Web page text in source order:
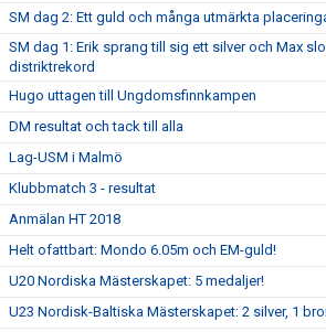
SM dag 2: Ett guld och många utmärkta
SM dag 1: Erik sprang till sig ett silver och Max
distriktrekord
Hugo uttagen till Ungdomsfinnkampen
DM resultat och tack till alla
Lag-USM i Malmö
Klubbmatch 3 - resultat
Anmälan HT 2018
Helt ofattbart: Mondo 6.05m och EM-guld!
U20 Nordiska Mästerskapet: 5 medaljer!
U23 Nordisk-Baltiska Mästerskapet: 2 silver, 1